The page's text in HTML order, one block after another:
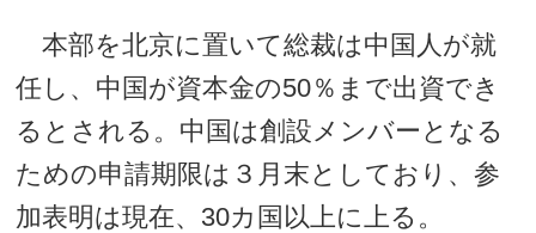
本部を北京に置いて総裁は中国人が就
任し、中国が資本金の50％まで出資でき
るとされる。中国は創設メンバーとなる
ための申請期限は３月末としており、参
加表明は現在、30カ国以上に上る。